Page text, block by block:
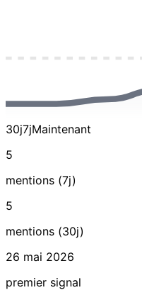
30j7jMaintenant
5
mentions (7j)
5
mentions (30j)
26 mai 2026
premier signal